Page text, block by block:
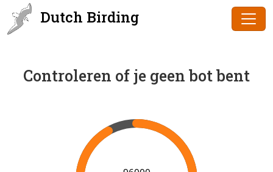
Dutch Birding
Controleren of je geen bot bent